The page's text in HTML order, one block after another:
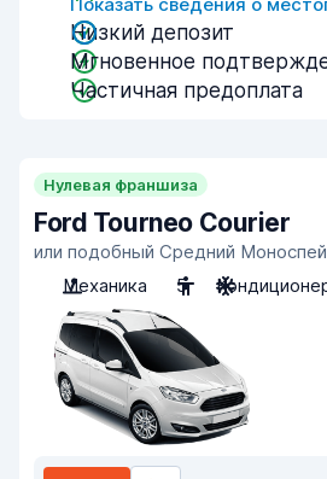
Низкий депозит
Мгновенное
Частичная предоплата
Нулевая франшиза
Ford Tourneo Courier
или подобный Средний
Механика
5